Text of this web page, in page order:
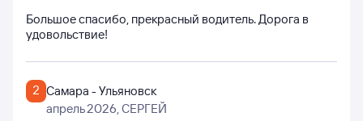
Большое спасибо, прекрасный водитель. Дорога в
удовольствие!
2 Самара - Ульяновск
апрель 2026, СЕРГЕЙ